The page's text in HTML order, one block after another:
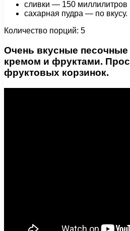
сливки — 150 миллилитров
сахарная пудра — по вкусу.
Количество порций: 5
Очень вкусные песочные
кремом и фруктами.
фруктовых корзинок.